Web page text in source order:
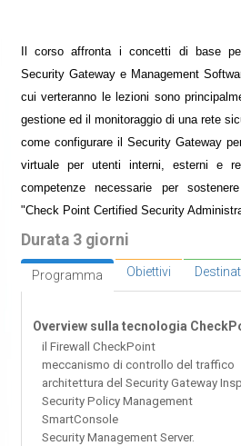
Il corso affronta i concetti di base
Security Gateway e Management
cui verteranno le lezioni sono
gestione ed il monitoraggio di una rete
come configurare il Security Gateway
virtuale per utenti interni, esterni e
competenze necessarie per
"Check Point Certified Security
Durata 3 giorni
Programma Obiettivi
Overview sulla tecnologia
il Firewall CheckPoint
meccanismo di controllo del traffico
architettura del Security Gateway
Security Policy Management
SmartConsole
Security Management Server.